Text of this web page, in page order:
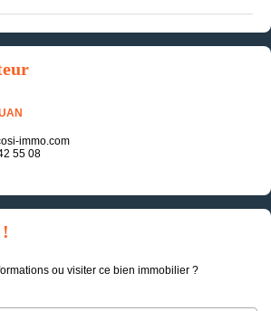
immo.com
55 08
ou visiter ce bien immobilier ?